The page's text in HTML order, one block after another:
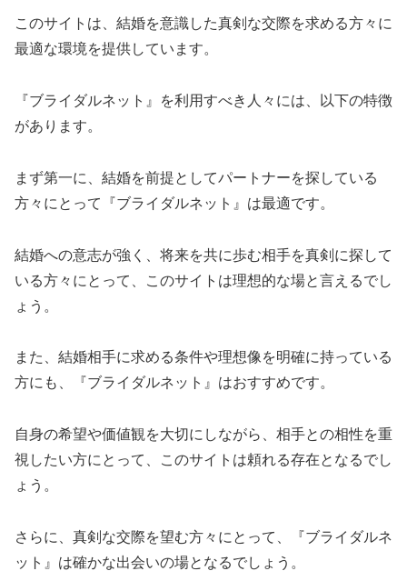
このサイトは、結婚を意識した真剣な交際を求める方々に
最適な環境を提供しています。
『ブライダルネット』を利用すべき人々には、以下の特徴
があります。
まず第一に、結婚を前提としてパートナーを探している
方々にとって『ブライダルネット』は最適です。
結婚への意志が強く、将来を共に歩む相手を真剣に探して
いる方々にとって、このサイトは理想的な場と言えるでし
ょう。
また、結婚相手に求める条件や理想像を明確に持っている
方にも、『ブライダルネット』はおすすめです。
自身の希望や価値観を大切にしながら、相手との相性を重
視したい方にとって、このサイトは頼れる存在となるでし
ょう。
さらに、真剣な交際を望む方々にとって、『ブライダルネ
ット』は確かな出会いの場となるでしょう。